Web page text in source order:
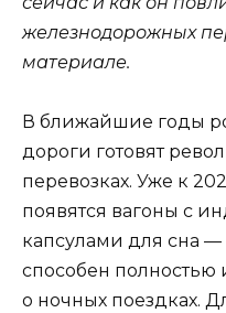
железнодорожных
материале.
В ближайшие годы
дороги готовят
перевозках. Уже к
появятся вагоны с
капсулами для сна
способен полностью
о ночных поездках.